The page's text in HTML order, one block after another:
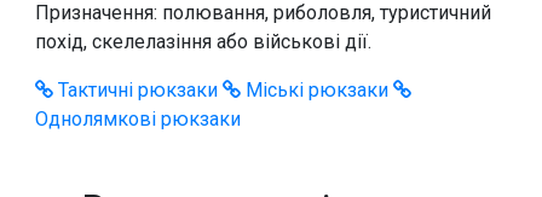
Призначення: полювання, риболовля, туристичний
похід, скелелазіння або військові дії.
Тактичні рюкзаки
Міські рюкзаки
Однолямкові рюкзаки